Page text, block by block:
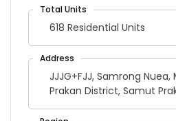
618 Residential Units
JJJG+FJJ, Samrong
Prakan District, Samut